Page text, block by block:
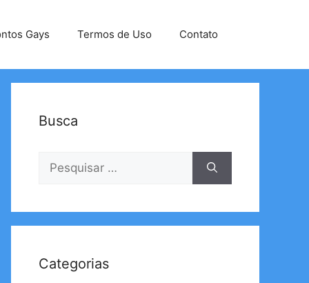
Gays Termos de Uso Contato
Busca
Pesquisar
Categorias